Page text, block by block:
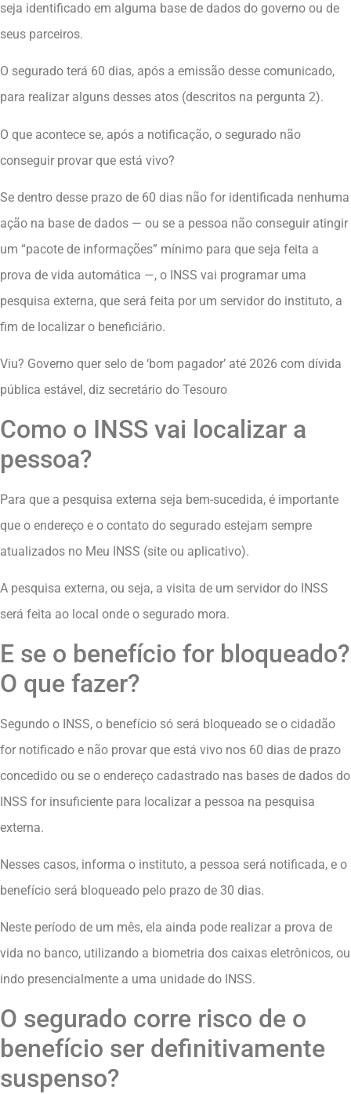
seja identificado em alguma base de dados do governo ou de
seus parceiros.
O segurado terá 60 dias, após a emissão desse comunicado,
para realizar alguns desses atos (descritos na pergunta 2).
O que acontece se, após a notificação, o segurado não
conseguir provar que está vivo?
Se dentro desse prazo de 60 dias não for identificada nenhuma
ação na base de dados — ou se a pessoa não conseguir atingir
um “pacote de informações” mínimo para que seja feita a
prova de vida automática —, o INSS vai programar uma
pesquisa externa, que será feita por um servidor do instituto, a
fim de localizar o beneficiário.
Viu? Governo quer selo de ‘bom pagador’ até 2026 com dívida
pública estável, diz secretário do Tesouro
Como o INSS vai localizar a
pessoa?
Para que a pesquisa externa seja bem-sucedida, é importante
que o endereço e o contato do segurado estejam sempre
atualizados no Meu INSS (site ou aplicativo).
A pesquisa externa, ou seja, a visita de um servidor do INSS
será feita ao local onde o segurado mora.
E se o benefício for bloqueado?
O que fazer?
Segundo o INSS, o benefício só será bloqueado se o cidadão
for notificado e não provar que está vivo nos 60 dias de prazo
concedido ou se o endereço cadastrado nas bases de dados do
INSS for insuficiente para localizar a pessoa na pesquisa
externa.
Nesses casos, informa o instituto, a pessoa será notificada, e o
benefício será bloqueado pelo prazo de 30 dias.
Neste período de um mês, ela ainda pode realizar a prova de
vida no banco, utilizando a biometria dos caixas eletrônicos, ou
indo presencialmente a uma unidade do INSS.
O segurado corre risco de o
benefício ser definitivamente
suspenso?